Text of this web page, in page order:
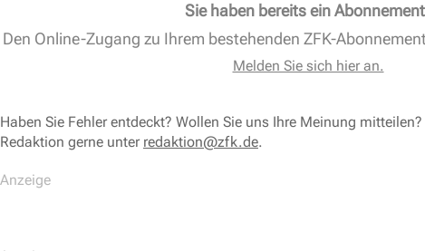
Sie haben bereits ein
Den Online-Zugang zu Ihrem bestehenden ZFK-
Melden Sie sich hier an.
Haben Sie Fehler entdeckt? Wollen Sie uns Ihre Meinung
Redaktion gerne unter redaktion@zfk.de.